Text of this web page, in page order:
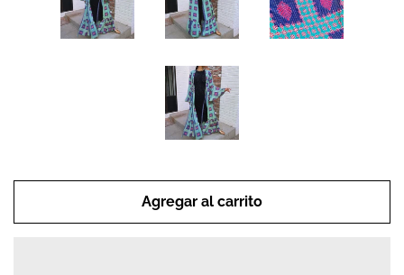
Nuevos Tesoros
Info y Politicas
Agregar al carrito